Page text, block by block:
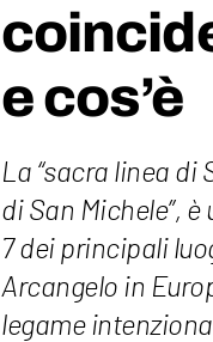
e cos’è
La “sacra linea di
di San Michele”,
7 dei principali
Arcangelo in
legame